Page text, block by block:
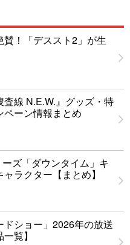
賛！「デススト2」が生
査線 N.E.W.』グッズ・特
ペーン情報まとめ
ズ「ダウンタイム」キ
ラクター【まとめ】
ドショー」2026年の放送
覧】